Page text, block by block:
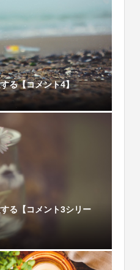
る【コメント4】
る【コメント3シリー